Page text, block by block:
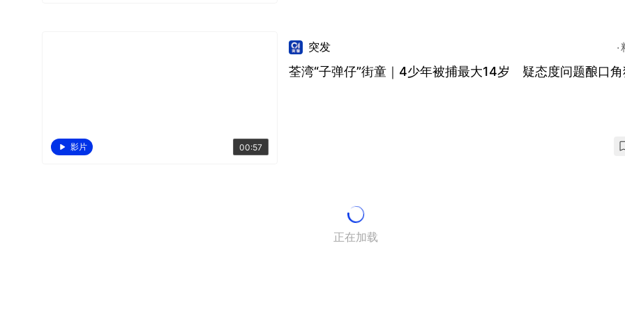
影片 00:57
突发
荃湾“子弹仔”街童｜4少年被捕最大14岁 疑态度问题酿口角
正在加载